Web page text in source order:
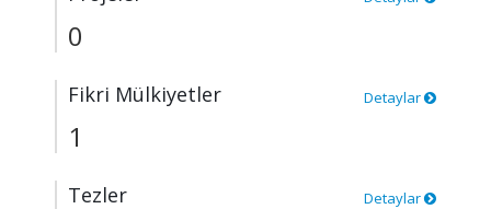
0
Fikri Mülkiyetler Detaylar
1
Tezler Detaylar